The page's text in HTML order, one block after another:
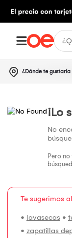
¿Dónde te
¡Lo
No
Pero
Te sugerimos
• lavasecas •
• zapatillas